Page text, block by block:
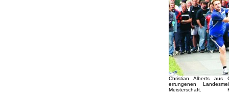
Christian Alberts aus
errungenen
Meisterschaft.